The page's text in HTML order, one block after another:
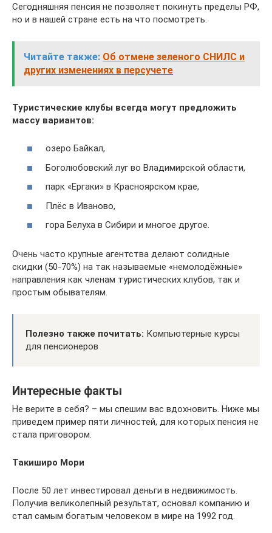
Сегодняшняя пенсия не позволяет покинуть пределы РФ,
но и в нашей стране есть на что посмотреть.
Читайте также: Об отмене зеленого СНИЛС и
других изменениях в персучете
Туристические клубы всегда могут предложить
массу вариантов:
озеро Байкал,
Боголюбовский луг во Владимирской области,
парк «Ергаки» в Красноярском крае,
Плёс в Иваново,
гора Белуха в Сибири и многое другое.
Очень часто крупные агентства делают солидные
скидки (50-70%) на так называемые «немолодёжные»
направления как членам туристических клубов, так и
простым обывателям.
Полезно также почитать: Компьютерные курсы
для пенсионеров
Интересные факты
Не верите в себя? – мы спешим вас вдохновить. Ниже мы
приведем пример пяти личностей, для которых пенсия не
стала приговором.
Такиширо Мори
После 50 лет инвестировал деньги в недвижимость.
Получив великолепный результат, основал компанию и
стал самым богатым человеком в мире на 1992 год.